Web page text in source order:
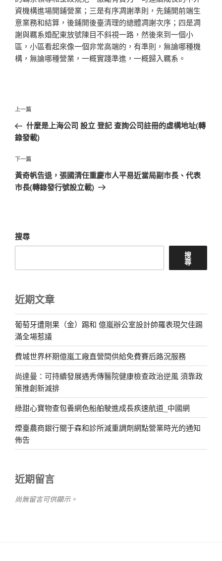
資機構進場開鋪營業；三是有序凋謝準則，先鋪開前端生
意業務和結算，後鋪開後臺清理的總體凋謝次序；四是凋
謝與羈系婚配東放號陳目不斜視一路，然後來到一個小
區，小區看起來像一個非常高端的，有準則，無論哪種機
構，無論哪種營業，一概實踐準進，一概歸入羈系。
文
導
覽
上
一
篇
章
上一篇
什麼是上海公司 設立 登記 查詢公司註冊的虛構地址(轉
錄發載)
下
一
篇
下一篇
黃奇帆告退，張國清任重慶市人平易近當局副市長、代表
市長(轉錄發行號設立載)
搜尋
搜
尋
近期文章
葡萄牙遭剛果（金）踢和 億嵐辦公室設計帥羅表現欠佳踢
滿全場惹議
費城世界杯期億嵐工廠直營間供給免費賽后路況服務
尚達曼：可持續發展遇秀傳醫院健康檢查政治逆風 須靠政
策推創新減排
綠甜心寶物查包養網色船舶駛進成長疾速航道_中國網
煙臺農商銀行關于森和診所減重調劑網點營業時光的通知
佈告
近期留言
尚無留言可供顯示。